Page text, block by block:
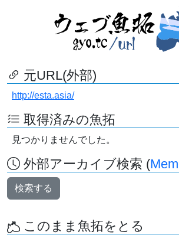
元URL(外部)
http://esta.asia/
取得済みの魚拓
見つかりませんでした。
外部アーカイブ検索 (
検索する
このまま魚拓をとる